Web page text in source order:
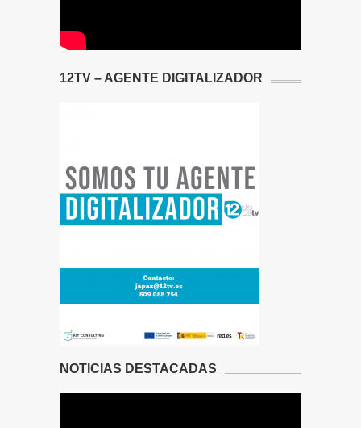
12TV – AGENTE DIGITALIZADOR
NOTICIAS DESTACADAS